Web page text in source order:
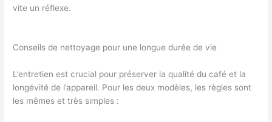
vite un réflexe.
Conseils de nettoyage pour une longue durée de vie
L’entretien est crucial pour préserver la qualité du café et la
longévité de l’appareil. Pour les deux modèles, les règles sont
les mêmes et très simples :